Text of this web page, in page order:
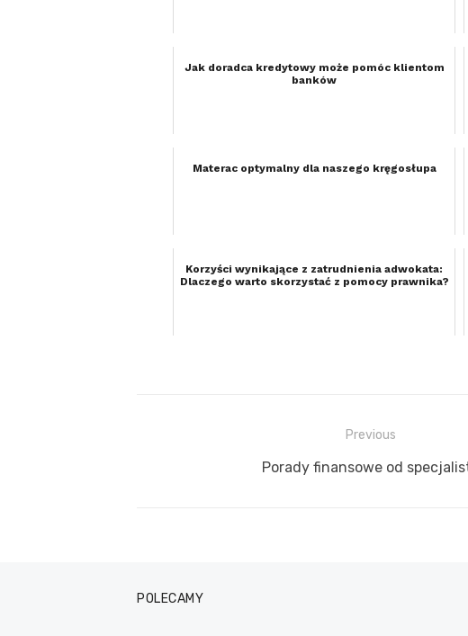
Jak doradca kredytowy może pomóc klientom
banków
Materac optymalny dla naszego kręgosłupa
Korzyści wynikające z zatrudnienia adwokata:
Dlaczego warto skorzystać z pomocy prawnika?
Previous
Previous
Porady finansowe od
POLECAMY